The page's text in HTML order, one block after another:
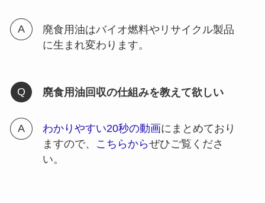
廃食用油はバイオ燃料やリサイクル製品
に生まれ変わります。
廃食用油回収の仕組みを教えて欲しい
わかりやすい20秒の動画にまとめており
ますので、
こちらからぜひご覧くださ
い。